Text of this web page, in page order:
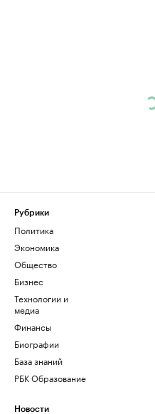
Рубрики
Политика
Экономика
Общество
Бизнес
Технологии и
медиа
Финансы
Биографии
База знаний
РБК Образование
Новости